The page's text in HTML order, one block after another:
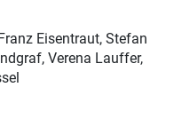
Eisentraut, Stefan
Verena Lauffer,